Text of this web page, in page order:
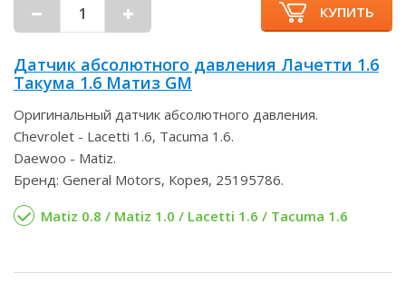
КУПИТЬ
Датчик абсолютного давления Лачетти 1.6
Такума 1.6 Матиз GM
Оригинальный датчик абсолютного давления.
Chevrolet - Lacetti 1.6, Tacuma 1.6.
Daewoo - Matiz.
Бренд: General Motors, Корея, 25195786.
Matiz 0.8 / Matiz 1.0 / Lacetti 1.6 / Tacuma 1.6